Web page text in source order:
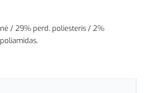
/ 29% perd. poliesteris / 2%